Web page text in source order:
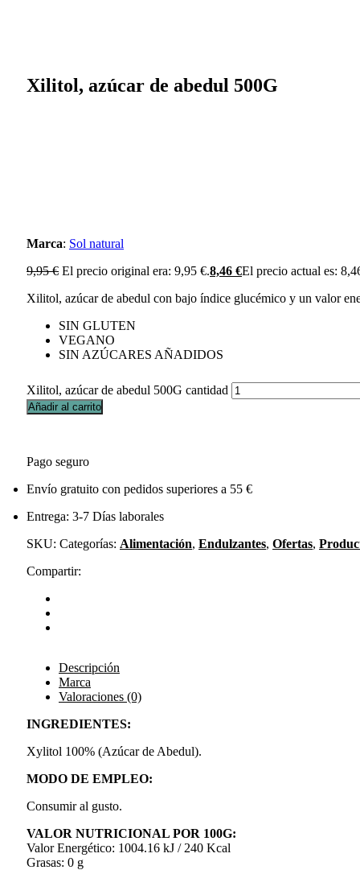
Xilitol, azúcar de abedul 500G
Marca: Sol natural
9,95€ El precio original era: 9,95 €.8,46 €El precio actual es:
Xilitol, azúcar de abedul con bajo índice glucémico y un valor
SIN GLUTEN
VEGANO
SIN AZÚCARES AÑADIDOS
Xilitol, azúcar de abedul 500G cantidad
Añadir al carrito
Pago seguro
Envío gratuito con pedidos superiores a 55 €
Entrega: 3-7 Días laborales
SKU: Categorías: Alimentación, Endulzantes, Ofertas,
Compartir:
Descripción
Marca
Valoraciones (0)
INGREDIENTES:
Xylitol 100% (Azúcar de Abedul).
MODO DE EMPLEO:
Consumir al gusto.
VALOR NUTRICIONAL POR 100G:
Valor Energético: 1004.16 kJ / 240 Kcal
Grasas: 0 g